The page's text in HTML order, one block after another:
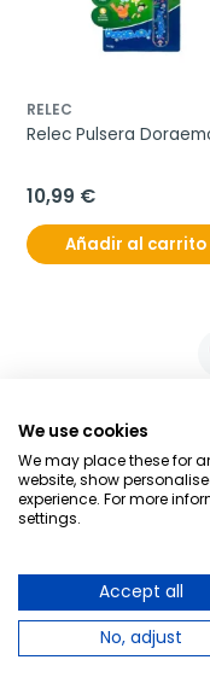
RELEC
Relec Pulsera
10,99 €
Añadir al carrito
CHICCO
Chicco Dispositivo Anti-
Mosquitos Portátil
13,80 €
We use cookies
We may place these for
website, show
experience. For more
settings.
Accept all
No, adjust